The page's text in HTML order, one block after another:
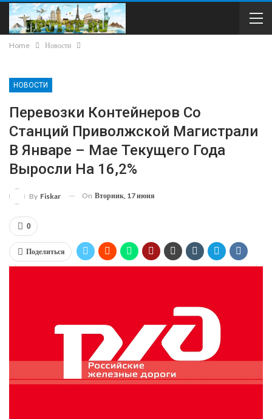
Home Новости
НОВОСТИ
Перевозки Контейнеров Со
Станций Приволжской Магистрали
В Январе – Мае Текущего Года
Выросли На 16,2%
By Fiskar On Вторник, 17 июня
0
Поделиться